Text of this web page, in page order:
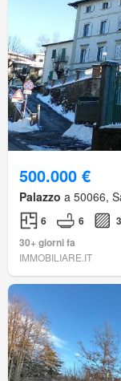
500.000 €
Palazzo a 50066,
6 6
30+ giorni fa
IMMOBILIARE.IT